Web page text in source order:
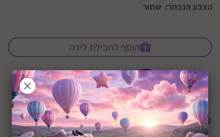
הצבע הנבחר: שחור
הוסף לחבילת לידה
+0M שיתוף:
אולי תרצה להוסיף גם